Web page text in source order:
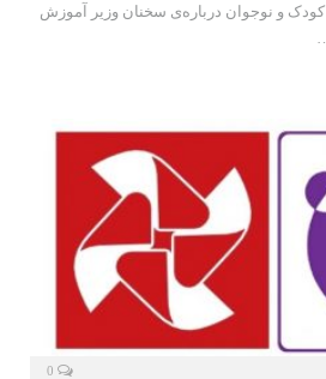
کودک و نوجوان درباره‌ی سخنان وزیر آموزش